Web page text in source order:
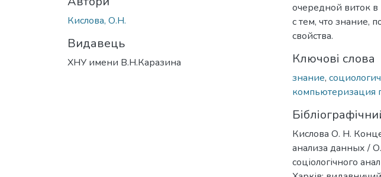
Кислова, О.Н.
Видавець
ХНУ имени В.Н.Каразина
очередной виток
с тем, что знание,
свойства.
Ключові слова
знание,
компьютеризация
Кислова О. Н.
анализа данных / О.
соціологічного